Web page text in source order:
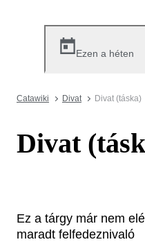
Ezen a héten
Catawiki Divat Divat (táska)
Divat
Ez a tárgy már nem
maradt felfedeznivaló